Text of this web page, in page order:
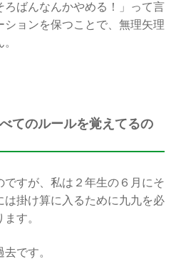
ろばんなんかやめる！」って言
ョンを保つことで、無理矢理
てのルールを覚えてるの
ですが、私は２年生の６月にそ
は掛け算に入るために九九を必
す。
です。